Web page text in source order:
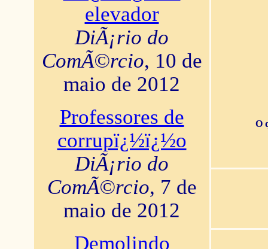
elevador
DiÃ¡rio do
ComÃ©rcio, 10 de
maio de 2012
Professores de
corrupï¿½ï¿½o
DiÃ¡rio do
ComÃ©rcio, 7 de
maio de 2012
Demolindo
O